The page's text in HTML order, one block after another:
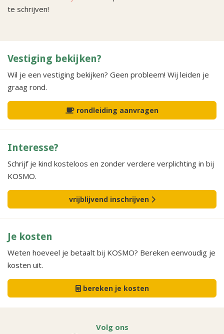
te schrijven!
Vestiging bekijken?
Wil je een vestiging bekijken? Geen probleem! Wij leiden je
graag rond.
rondleiding aanvragen
Interesse?
Schrijf je kind kosteloos en zonder verdere verplichting in bij
KOSMO.
vrijblijvend inschrijven
Je kosten
Weten hoeveel je betaalt bij KOSMO? Bereken eenvoudig je
kosten uit.
bereken je kosten
Volg ons